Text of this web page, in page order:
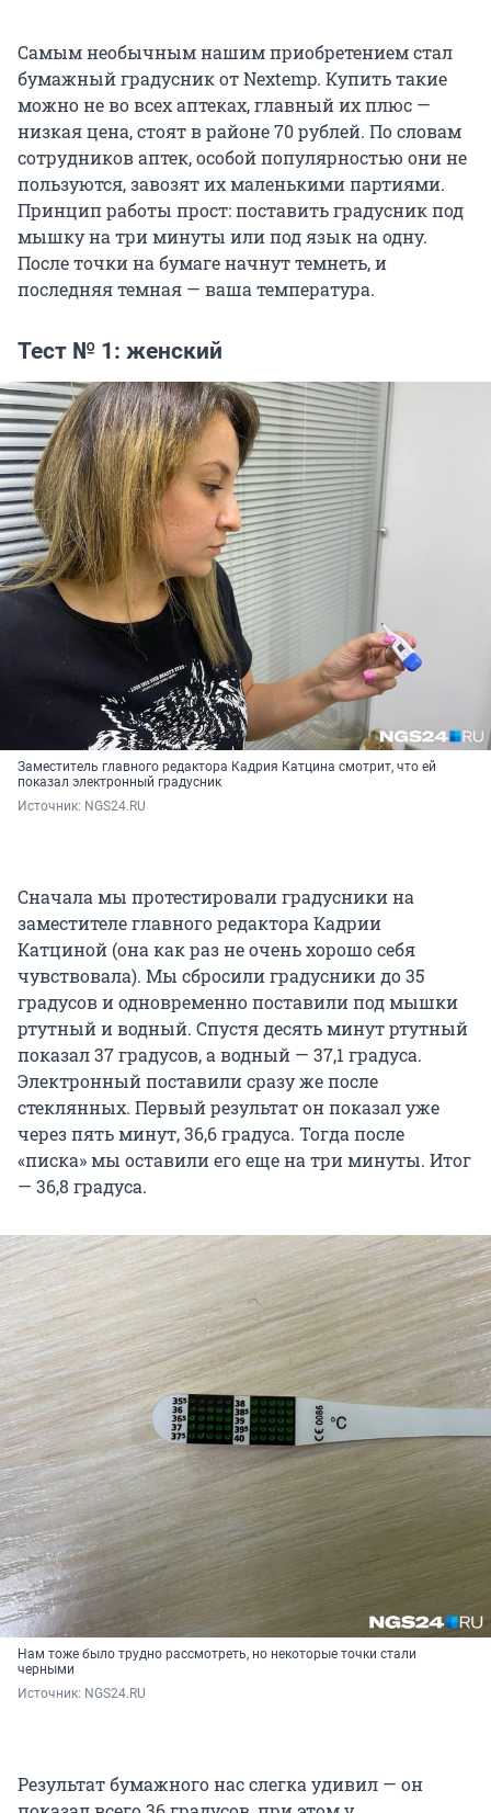
Самым необычным нашим приобретением стал
бумажный градусник от Nextemp. Купить такие
можно не во всех аптеках, главный их плюс —
низкая цена, стоят в районе 70 рублей. По словам
сотрудников аптек, особой популярностью они не
пользуются, завозят их маленькими партиями.
Принцип работы прост: поставить градусник под
мышку на три минуты или под язык на одну.
После точки на бумаге начнут темнеть, и
последняя темная — ваша температура.
Тест № 1: женский
Заместитель главного редактора Кадрия Катцина смотрит, что ей
показал электронный градусник
Источник: NGS24.RU
Сначала мы протестировали градусники на
заместителе главного редактора Кадрии
Катциной (она как раз не очень хорошо себя
чувствовала). Мы сбросили градусники до 35
градусов и одновременно поставили под мышки
ртутный и водный. Спустя десять минут ртутный
показал 37 градусов, а водный — 37,1 градуса.
Электронный поставили сразу же после
стеклянных. Первый результат он показал уже
через пять минут, 36,6 градуса. Тогда после
«писка» мы оставили его еще на три минуты. Итог
— 36,8 градуса.
Нам тоже было трудно рассмотреть, но некоторые точки стали
черными
Источник: NGS24.RU
Результат бумажного нас слегка удивил — он